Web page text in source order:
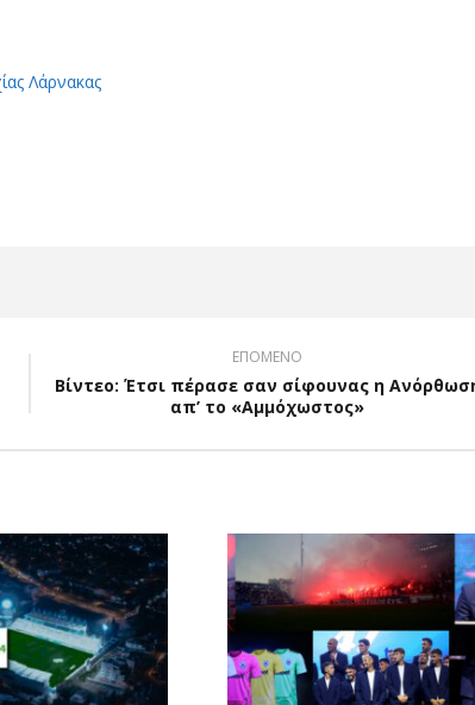
Λάρνακας
ΕΠΟΜΕΝΟ
Βίντεο: Έτσι πέρασε σαν σίφουνας η
απ’ το «Αμμόχωστος»